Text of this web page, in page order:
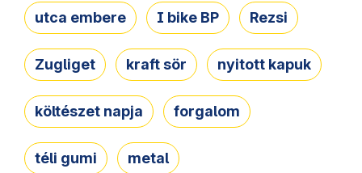
utca embere I bike BP Rezsi
Zugliget kraft sör nyitott kapuk
költészet napja forgalom
téli gumi metal